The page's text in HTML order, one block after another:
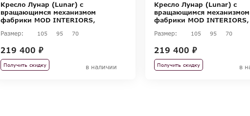
Кресло Лунар (Lunar) с
вращающимся механизмом
фабрики MOD INTERIORS,
Размер: 105 95 70
219 400 ₽
Получить скидку в наличии
Кресло Лунар (Lunar) с
вращающимся механизмом
фабрики MOD INTERIORS,
Размер: 105 95 70
219 400 ₽
Получить скидку в